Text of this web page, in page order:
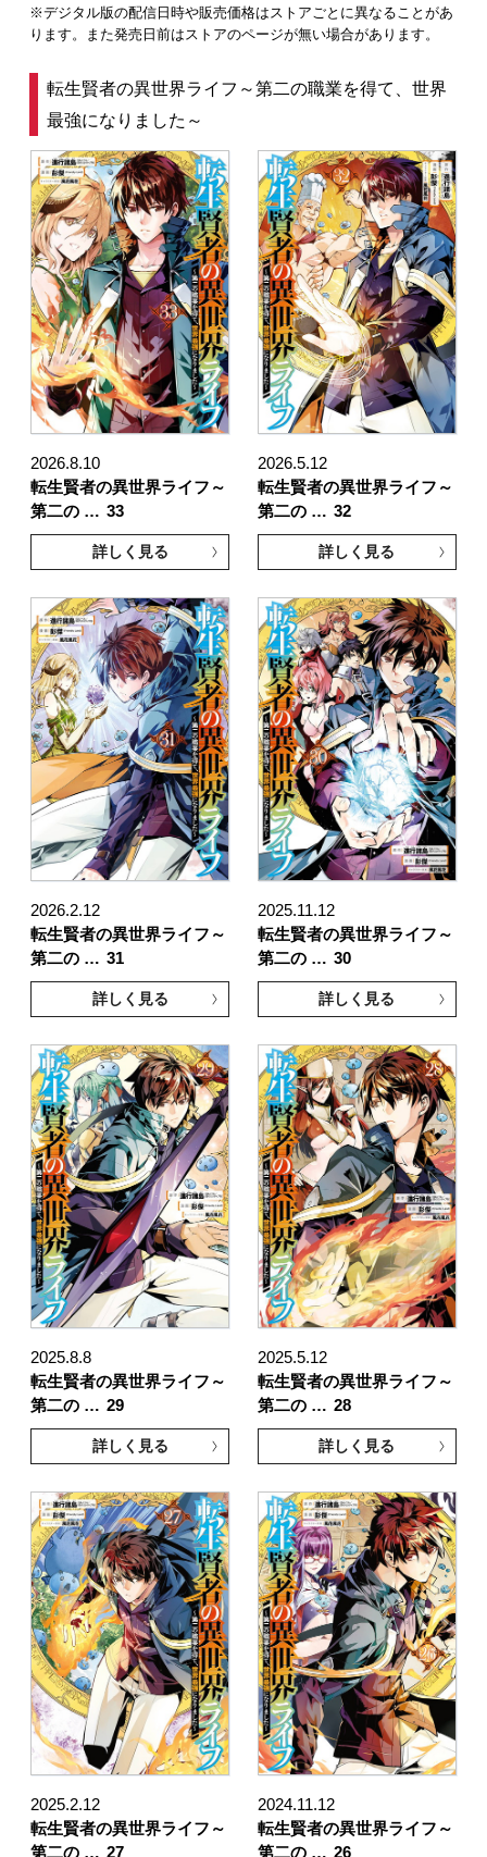
※デジタル版の配信日時や販売価格はストアごとに異なることがあ
ります。また発売日前はストアのページが無い場合があります。
転生賢者の異世界ライフ～第二の職業を得て、世界
最強になりました～
2026.8.10
転生賢者の異世界ライフ～
第二の … 33
詳しく見る
2026.5.12
転生賢者の異世界ライフ～
第二の … 32
詳しく見る
2026.2.12
転生賢者の異世界ライフ～
第二の … 31
詳しく見る
2025.11.12
転生賢者の異世界ライフ～
第二の … 30
詳しく見る
2025.8.8
転生賢者の異世界ライフ～
第二の … 29
詳しく見る
2025.5.12
転生賢者の異世界ライフ～
第二の … 28
詳しく見る
2025.2.12
転生賢者の異世界ライフ～
第二の … 27
2024.11.12
転生賢者の異世界ライフ～
第二の … 26